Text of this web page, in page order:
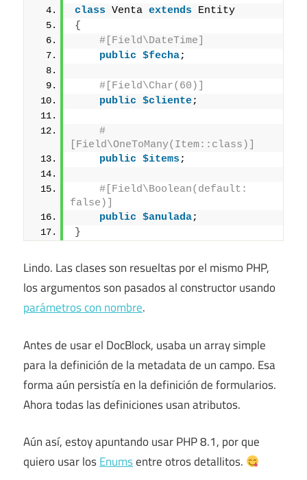
class Venta extends Entity
{
#[Field\DateTime]
public $fecha;
#[Field\Char(60)]
public $cliente;
#
[Field\OneToMany(Item::class)]
public $items ;
#[Field\Boolean(default:
false)]
public $anulada;
}
Lindo. Las clases son resueltas por el mismo PHP,
los argumentos son pasados al constructor usando
parámetros con nombre.
Antes de usar el DocBlock, usaba un array simple
para la definición de la metadata de un campo. Esa
forma aún persistía en la definición de formularios.
Ahora todas las definiciones usan atributos.
Aún así, estoy apuntando usar PHP 8.1, por que
quiero usar losEnumsentre otros detallitos.